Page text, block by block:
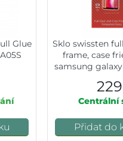
Glue
Sklo swissten
frame, case
samsung
Centrální
Přidat do